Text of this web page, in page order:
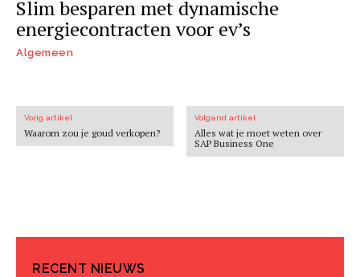
Slim besparen met dynamische
energiecontracten voor ev’s
Algemeen
Vorig artikel
Waarom zou je goud verkopen?
Volgend artikel
Alles wat je moet weten over
SAP Business One
RECENT NIEUWS